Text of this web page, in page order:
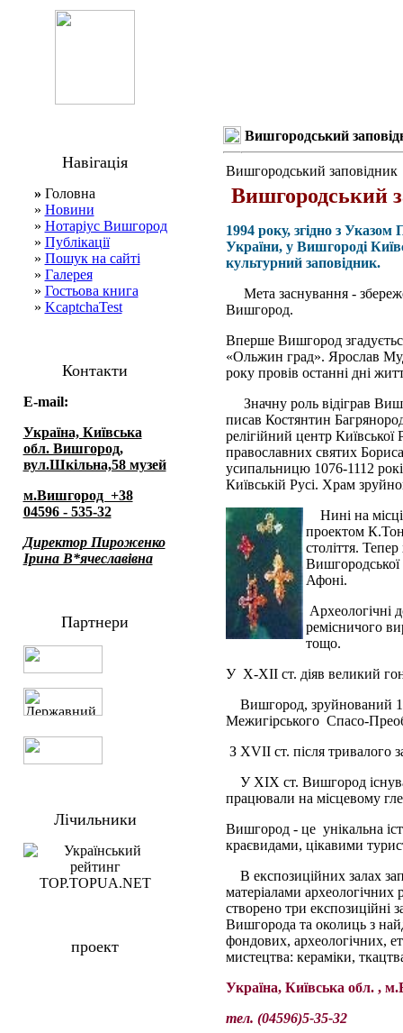
Навігація
» Головна
» Новини
» Нотаріус Вишгород
» Публікації
» Пошук на сайті
» Галерея
» Гостьова книга
» KcaptchaTest
Контакти
E-mail:
Україна, Київська
обл. Вишгород,
вул.Шкільна,58 музей
м.Вишгород +38
04596 - 535-32
Директор Пироженко
Ірина В*ячеславівна
Партнери
Лічильники
проект
Вишгородський
Вишгородський заповідник
Вишгородський
1994 року, згідно з
України, у Вишгороді
культурний заповідник.
Мета заснування -
Вишгород.
Вперше Вишгород
«Ольжин град». Ярослав
року провів останні дні
Значну роль відіграв
писав Костянтин
релігійний центр
православних святих
усипальницю 1076-1112
Київській Русі. Храм
Нині на
проектом
століття.
Афоні.
Археологічні
ремісничого
тощо.
У Х-ХII ст. діяв великий
Вишгород, зруйнований
Межигірського Спасо-
З ХVII ст. після тривалого
У ХIХ ст. Вишгород
працювали на місцевому
Вишгород - це унікальна
краєвидами, цікавими
В експозиційних залах
матеріалами
створено три експозиційні
Вишгорода та околиць з
фондових, археологічних,
мистецтва: кераміки,
Україна, Київська обл. ,
тел. (04596)5-35-32